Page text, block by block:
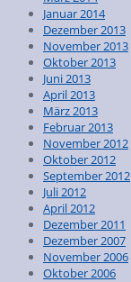
Januar 2014
Dezember 2013
November 2013
Oktober 2013
Juni 2013
April 2013
März 2013
Februar 2013
November 2012
Oktober 2012
September 2012
Juli 2012
April 2012
Dezember 2011
Dezember 2007
November 2006
Oktober 2006